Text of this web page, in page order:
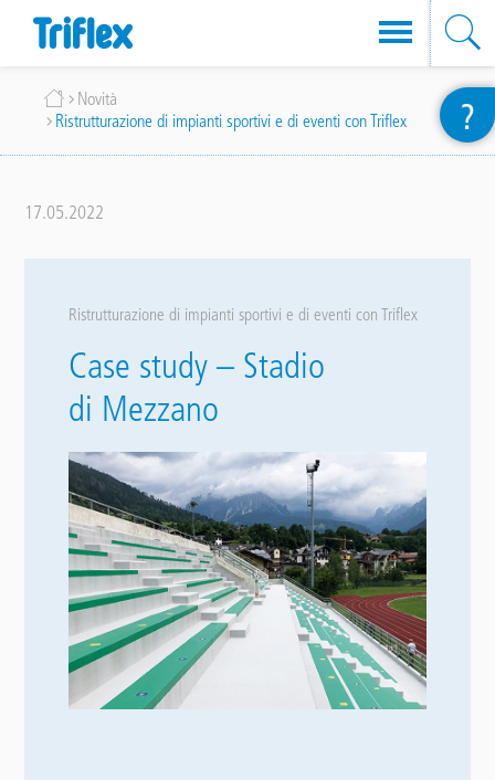
Briciole
pane
Novità
Ristrutturazione di impianti sportivi e di eventi con Triflex
17.05.2022
Ristrutturazione di impianti sportivi e di eventi con Triflex
Case study – Stadio
di Mezzano
?